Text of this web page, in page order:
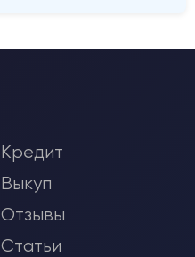
Кредит
Выкуп
Отзывы
Статьи